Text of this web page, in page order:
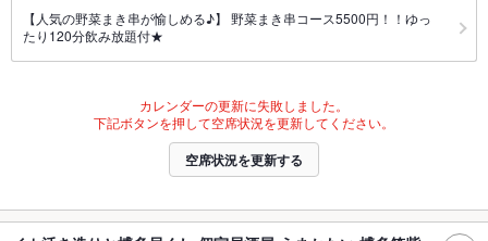
【人気の野菜まき串が愉しめる♪】 野菜まき串コース5500円！！ゆっ
たり120分飲み放題付★
カレンダーの更新に失敗しました。
下記ボタンを押して空席状況を更新してください。
空席状況を更新する